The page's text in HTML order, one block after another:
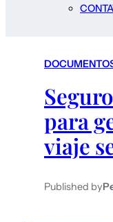
para
viaje
Published by